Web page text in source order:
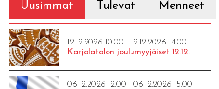
Uusimmat Tulevat Menneet
12.12.2026 10:00 - 12.12.2026 14:00
Karjalatalon joulumyyjäiset 12.12.
06.12.2026 12:00 - 06.12.2026 15:00